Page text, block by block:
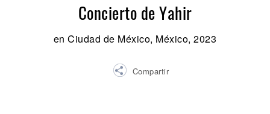
Concierto de Yahir
en Ciudad de México, México, 2023
Compartir